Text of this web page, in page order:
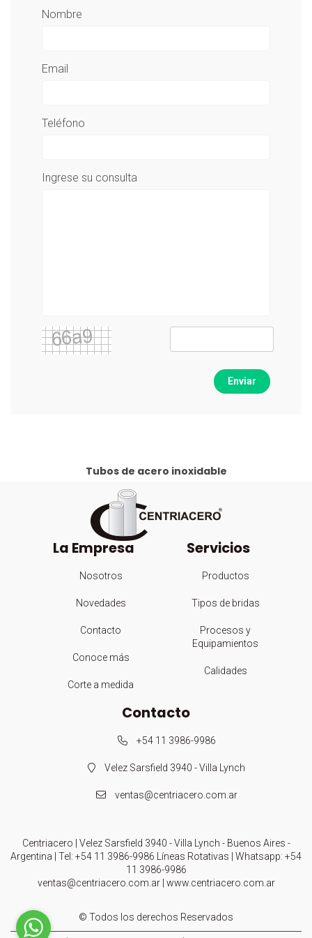
Nombre
Email
Teléfono
Ingrese su consulta
Enviar
Tubos de acero inoxidable
La Empresa
Nosotros
Novedades
Contacto
Conoce más
Corte a medida
Servicios
Productos
Tipos de bridas
Procesos y
Equipamientos
Calidades
Contacto
+54 11 3986-9986
Velez Sarsfield 3940 - Villa Lynch
ventas@centriacero.com.ar
Centriacero | Velez Sarsfield 3940 - Villa Lynch - Buenos Aires -
Argentina | Tel: +54 11 3986-9986 Líneas Rotativas | Whatsapp: +54
11 3986-9986
ventas@centriacero.com.ar| www.centriacero.com.ar
© Todos los derechos Reservados